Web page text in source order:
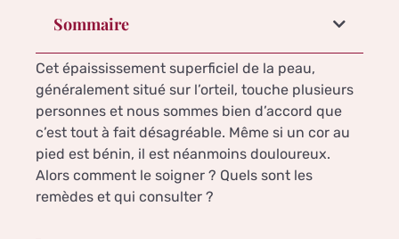
Sommaire
Cet épaississement superficiel de la peau,
généralement situé sur l’orteil, touche plusieurs
personnes et nous sommes bien d’accord que
c’est tout à fait désagréable. Même si un cor au
pied est bénin, il est néanmoins douloureux.
Alors comment le soigner ? Quels sont les
remèdes et qui consulter ?